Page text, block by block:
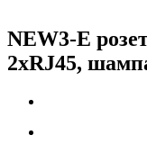
NEW3-E
2хRJ45,